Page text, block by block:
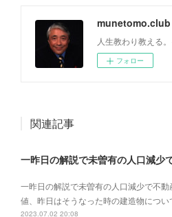
人生教わり教える
フォロー
関連記事
一昨日の解説で未曽有の人口減少で不動
値、昨日はそうなった時の建造物につい
2023.07.02 20:08